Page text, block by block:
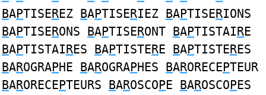
BAPTISEREZ BAPTISERIEZ BAPTISERIONS
BAPTISERONS BAPTISERONT BAPTISTAIRE
BAPTISTAIRES BAPTISTERE BAPTISTERES
BAROGRAPHE BAROGRAPHES BARORECEPTEUR
BARORECEPTEURS BAROSCOPE BAROSCOPES